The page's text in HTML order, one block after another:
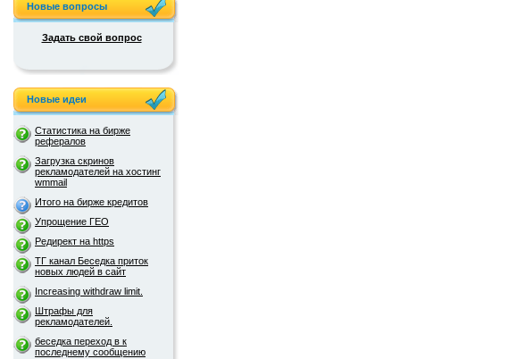
Новые вопросы
Задать свой вопрос
Новые идеи
Статистика на бирже
рефералов
Загрузка скринов
рекламодателей на хостинг
wmmail
Итого на бирже кредитов
Упрощение ГЕО
Редирект на https
ТГ канал Беседка приток
новых людей в сайт
Increasing withdraw limit.
Штрафы для
рекламодателей.
беседка переход в к
последнему сообщению